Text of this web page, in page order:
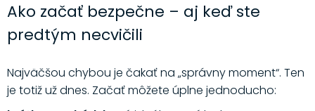
Ako začať bezpečne – aj keď ste
predtým necvičili
Najväčšou chybou je čakať na „správny moment“. Ten
je totiž už dnes. Začať môžete úplne jednoducho: